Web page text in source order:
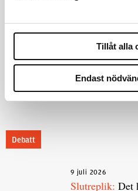
Tillåt alla
Endast
att rättas till”
Debatt
9 juli 2026
Slutreplik: Det